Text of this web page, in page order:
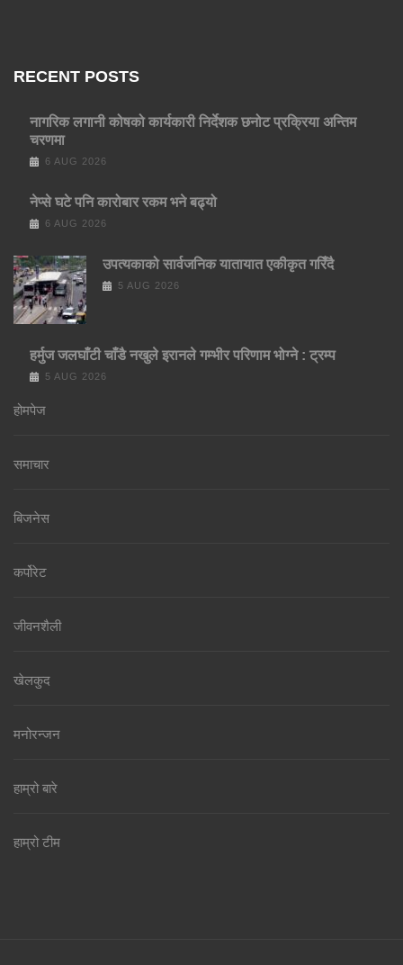
RECENT POSTS
नागरिक लगानी कोषको कार्यकारी निर्देशक छनोट प्रक्रिया अन्तिम
चरणमा
6 AUG 2026
नेप्से घटे पनि कारोबार रकम भने बढ्यो
6 AUG 2026
उपत्यकाको सार्वजनिक यातायात एकीकृत गरिँदै
5 AUG 2026
हर्मुज जलघाँटी चाँडै नखुले इरानले गम्भीर परिणाम भोग्ने : ट्रम्प
5 AUG 2026
होमपेज
समाचार
बिजनेस
कर्पोरेट
जीवनशैली
खेलकुद
मनोरन्जन
हाम्रो बारे
हाम्रो टीम